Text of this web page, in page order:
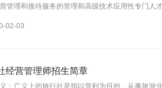
管理和接待服务的管理和高级技术应用性专门人
02-03
经营管理师招生简章
：广义上的旅行社是指以营利为目的，从事旅游